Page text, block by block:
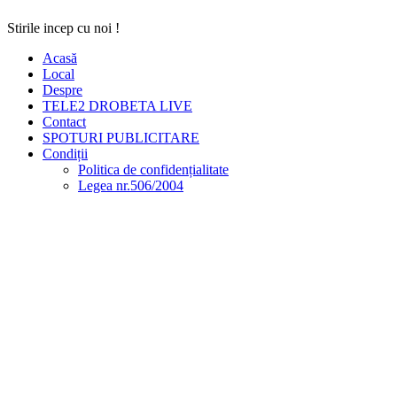
Stirile incep cu noi !
Acasă
Local
Despre
TELE2 DROBETA LIVE
Contact
SPOTURI PUBLICITARE
Condiții
Politica de confidențialitate
Legea nr.506/2004